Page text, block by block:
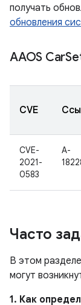
получать
обновления
AAOS Car
CVE
CVE-
2021-
0583
A-
Часто
В этом
могут
1. Как